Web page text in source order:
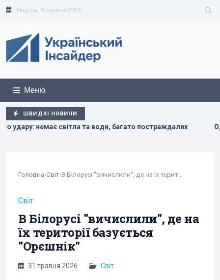
Неділя, 9 серпня 2026
Меню
ШВИДКІ НОВИНИ
та води, багато постраждалих Один із
Головна›Світ›
Світ
В Білорусі "вичислили", де на
їх території базується
"Орєшнік"
31 травня 2026 Світ